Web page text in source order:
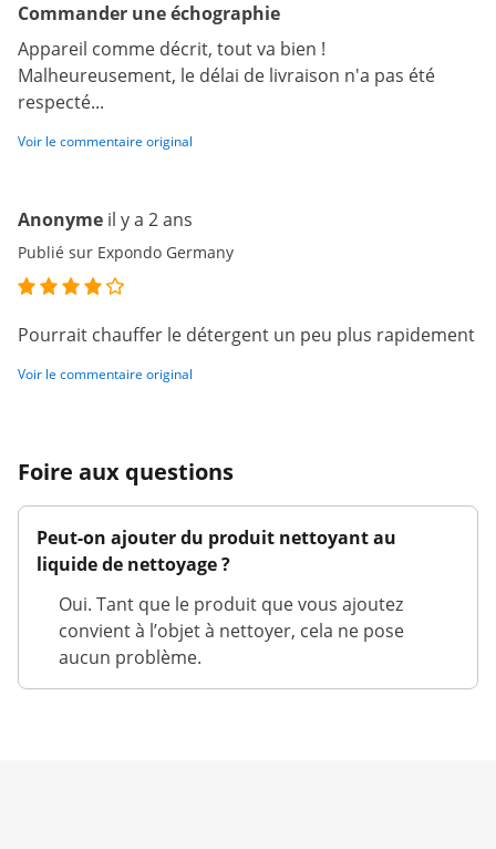
Commander une échographie
Appareil comme décrit, tout va bien !
Malheureusement, le délai de livraison n'a pas été
respecté...
Voir le commentaire original
Anonyme il y a 2 ans
Publié sur Expondo Germany
Pourrait chauffer le détergent un peu plus rapidement
Voir le commentaire original
Foire aux questions
Peut-on ajouter du produit nettoyant au
liquide de nettoyage ?
Oui. Tant que le produit que vous ajoutez
convient à l’objet à nettoyer, cela ne pose
aucun problème.